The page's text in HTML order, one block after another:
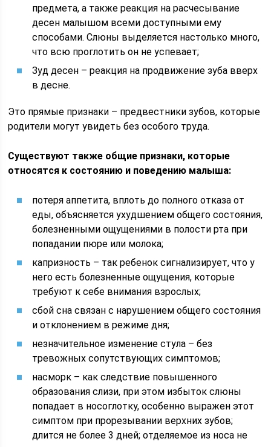
предмета, а также реакция на расчесывание
десен малышом всеми доступными ему
способами. Слюны выделяется настолько много,
что всю проглотить он не успевает;
Зуд десен – реакция на продвижение зуба вверх
в десне.
Это прямые признаки – предвестники зубов, которые
родители могут увидеть без особого труда.
Существуют также общие признаки, которые
относятся к состоянию и поведению малыша:
потеря аппетита, вплоть до полного отказа от
еды, объясняется ухудшением общего состояния,
болезненными ощущениями в полости рта при
попадании пюре или молока;
капризность – так ребенок сигнализирует, что у
него есть болезненные ощущения, которые
требуют к себе внимания взрослых;
сбой сна связан с нарушением общего состояния
и отклонением в режиме дня;
незначительное изменение стула – без
тревожных сопутствующих симптомов;
насморк – как следствие повышенного
образования слизи, при этом избыток слюны
попадает в носоглотку, особенно выражен этот
симптом при прорезывании верхних зубов;
длится не более 3 дней; отделяемое из носа не